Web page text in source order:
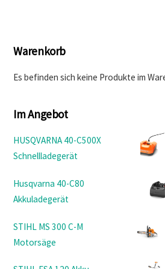
Warenkorb
Es befinden sich keine Produkte im
Im Angebot
HUSQVARNA 40-C500X
Schnellladegerät
Ursprünglicher
war:
€159,00
Aktueller
ist:
€149,00.
Husqvarna 40-C80
Akkuladegerät
Ursprünglicher
war:
€59,90
Aktueller
ist:
€55,90.
STIHL MS 300 C-M
Motorsäge
Ursprünglicher
Aktueller